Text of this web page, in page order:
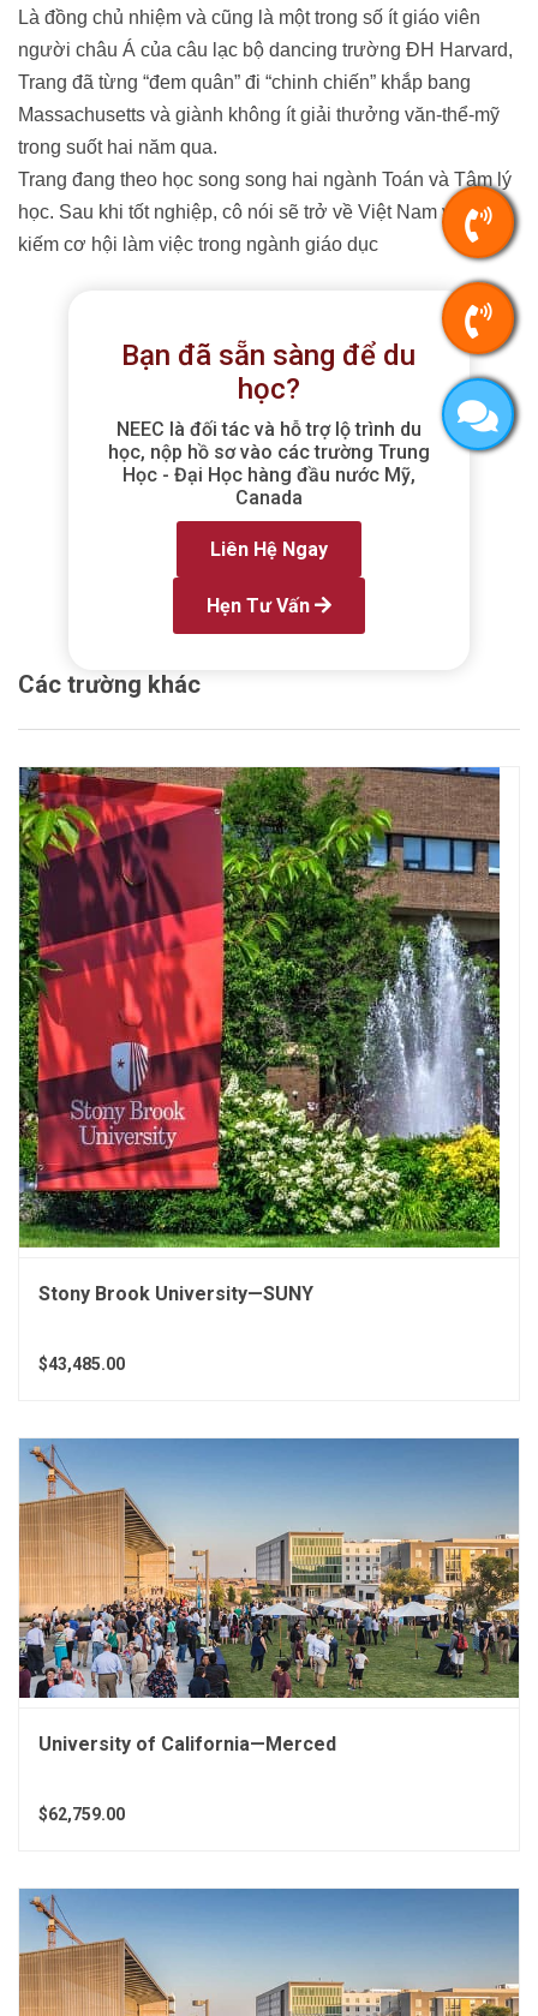
Là đồng chủ nhiệm và cũng là một trong số ít giáo viên
người châu Á của câu lạc bộ dancing trường ĐH Harvard,
Trang đã từng “đem quân” đi “chinh chiến” khắp bang
Massachusetts và giành không ít giải thưởng văn-thể-mỹ
trong suốt hai năm qua.
Trang đang theo học song song hai ngành Toán và Tâm lý
học. Sau khi tốt nghiệp, cô nói sẽ trở về Việt Nam và tìm
kiếm cơ hội làm việc trong ngành giáo dục
Bạn đã sẵn sàng để du
học?
NEEC là đối tác và hỗ trợ lộ trình du
học, nộp hồ sơ vào các trường Trung
Học - Đại Học hàng đầu nước Mỹ,
Canada
Liên Hệ Ngay
Hẹn Tư Vấn
Các trường khác
Stony Brook University—SUNY
$43,485.00
University of California—Merced
$62,759.00